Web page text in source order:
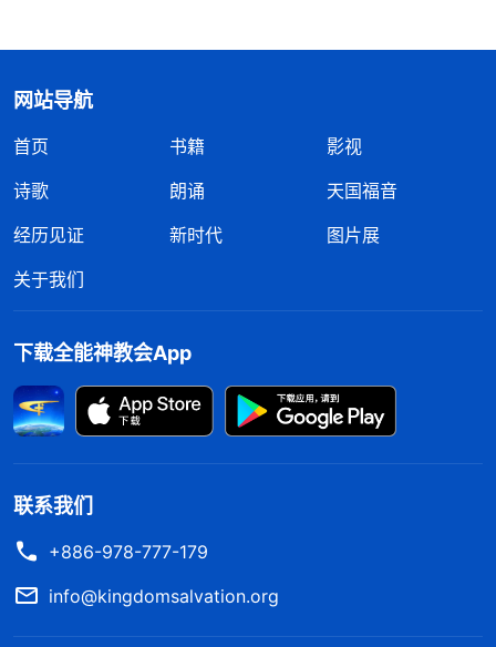
网站导航
首页 书籍
影视
诗歌
朗诵
天国福音
经历见证
新时代
图片展
关于我们
下载全能神教会App
联系我们
+886-978-777-179
info@kingdomsalvation.org